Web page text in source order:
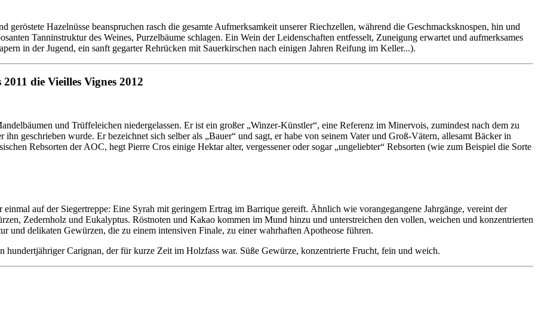
geröstete Hazelnüsse beanspruchen rasch die gesamte Aufmerksamkeit unserer Riechzellen, während die Geschmacksknospen, hin und
Tanninstruktur des Weines, Purzelbäume schlagen. Ein Wein der Leidenschaften entfesselt, Zuneigung erwartet und aufmerksames
in der Jugend, ein sanft gegarter Rehrücken mit Sauerkirschen nach einigen Jahren Reifung im Keller...).
die Vieilles Vignes 2012
und Trüffeleichen niedergelassen. Er ist ein großer „Winzer-Künstler“, eine Referenz im Minervois, zumindest nach dem zu
geschrieben wurde. Er bezeichnet sich selber als „Bauer“ und sagt, er habe von seinem Vater und Groß-Vätern, allesamt Bäcker in
Rebsorten der AOC, hegt Pierre Cros einige Hektar alter, vergessener oder sogar „ungeliebter“ Rebsorten (wie zum Beispiel die Sorte
auf der Siegertreppe: Eine Syrah mit geringem Ertrag im Barrique gereift. Ähnlich wie vorangegangene Jahrgänge, vereint der
Zedernholz und Eukalyptus. Röstnoten und Kakao kommen im Mund hinzu und unterstreichen den vollen, weichen und konzentrierten
und delikaten Gewürzen, die zu einem intensiven Finale, zu einer wahrhaften Apotheose führen.
hundertjähriger Carignan, der für kurze Zeit im Holzfass war. Süße Gewürze, konzentrierte Frucht, fein und weich.